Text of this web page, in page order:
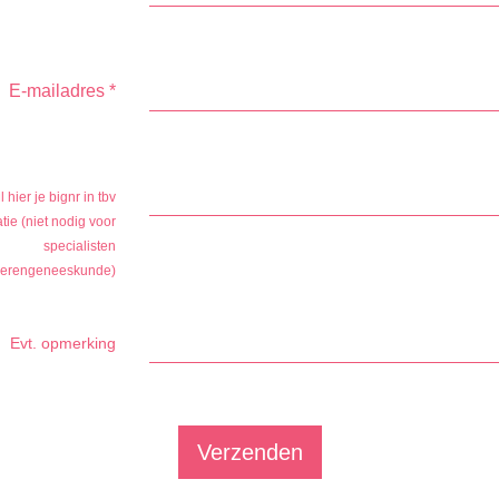
E-mailadres *
hier je bignr in tbv
(niet nodig voor
specialisten
Evt. opmerking
Verzenden